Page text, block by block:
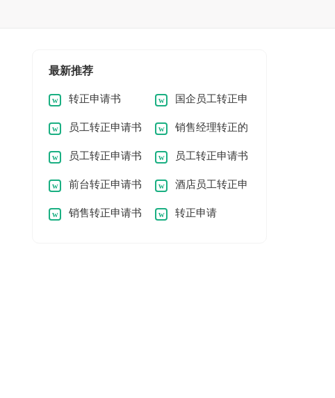
最新推荐
转正申请书 国企员工转正申
请书
员工转正申请书 销售经理转正的
申请书
员工转正申请书 员工转正申请书
简短
前台转正申请书 酒店员工转正申
请书
销售转正申请书 转正申请